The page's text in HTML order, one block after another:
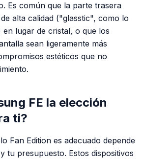
Es común que la parte trasera
alta calidad ("glasstic", como lo
en lugar de cristal, o que los
sean ligeramente más
estéticos que no
FE la elección
ti?
Fan Edition es adecuado depende
tu presupuesto. Estos dispositivos